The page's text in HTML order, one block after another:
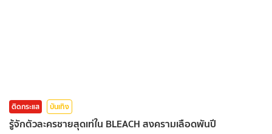
ติดกระแส บันเทิง
รู้จักตัวละครชายสุดเท่ใน BLEACH สงครามเลือดพันปี